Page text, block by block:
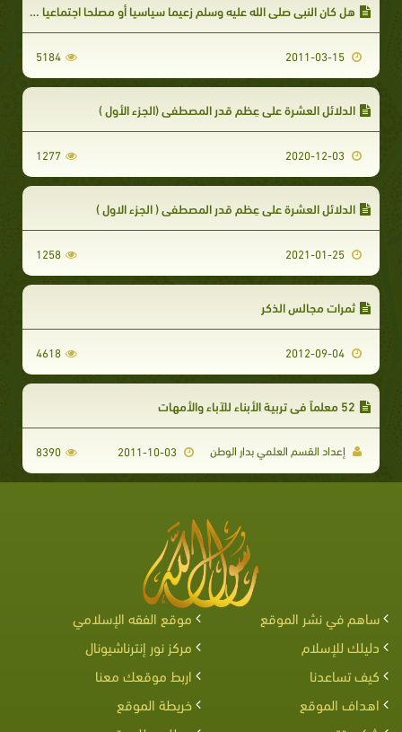
هل كان النبي صلى الله عليه وسلم زعيما سياسيا أو مصلحا اجتماعيا فحسب؟
5184
الدلائل العشرة على عِظم قدر المصطفى (الجزء الأول )
1277
الدلائل العشرة على عِظم قدر المصطفى ( الجزء الاول )
1258
ثمرات مجالس الذكر
4618
52 معلماً في تربية الأبناء للآباء والأمهات
إعداد القسم العلمي بدار الوطن 2011-10-03
8390
ساهم في نشر الموقع
موقع الفقه الإسلامي
دليلك للإسلام
مركز نور إنترناشيونال
كيف تساعدنا
اربط موقعك معنا
اهداف الموقع
خريطة الموقع